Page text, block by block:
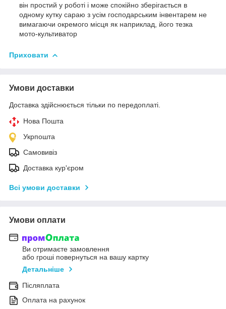
він простий у роботі і може спокійно зберігається в
одному кутку сараю з усім господарським інвентарем не
вимагаючи окремого місця як наприклад, його тезка
мото-культиватор
Приховати
Умови доставки
Доставка здійснюється тільки по передоплаті.
Нова Пошта
Укрпошта
Самовивіз
Доставка кур'єром
Всі умови доставки
Умови оплати
Ви отримаєте замовлення
або гроші повернуться на вашу картку
Детальніше
Післяплата
Оплата на рахунок